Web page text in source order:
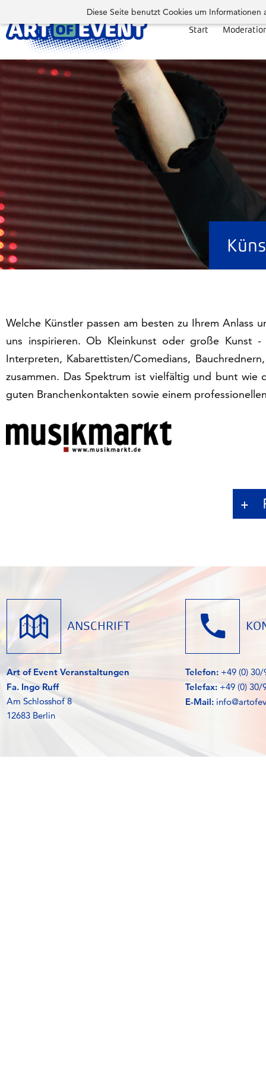
Start
Welche Künstler passen am besten zu Ihrem Anlass
uns inspirieren. Ob Kleinkunst oder große Kunst
Interpreten, Kabarettisten/Comedians,
zusammen. Das Spektrum ist vielfältig und bunt
guten Branchenkontakten sowie einem
ANSCHRIFT
Art of Event Veranstaltungen
Fa. Ingo Ruff
Am Schlosshof 8
12683 Berlin
Telefon: +49 (0)
Telefax: +49 (0) 30/
E-Mail:
Diese Seite benutzt Cookies um Informationen